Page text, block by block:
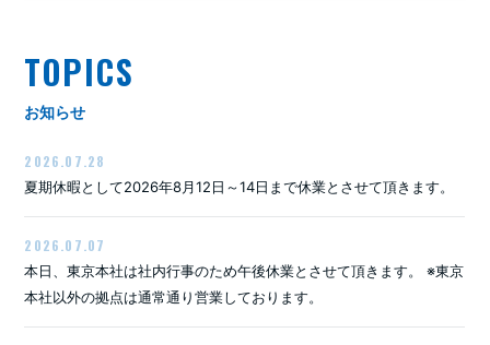
TOPICS
お知らせ
2026.07.28
夏期休暇として2026年8月12日～14日まで休業とさせて頂きます。
2026.07.07
本日、東京本社は社内行事のため午後休業とさせて頂きます。 ※東京
本社以外の拠点は通常通り営業しております。